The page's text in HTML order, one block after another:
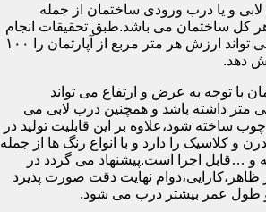
و یا درب ورودی ساختمان از جمله
کل ساختمان می باشد.طبق تحقیقات انجام
شده،درب لابی لوکس می تواند ارزش هر متر مربع از آپارتمان را ۱۰۰
با توجه به عرض و ارتفاع می تواند
بین ۵ تا ۷ سانتی متر داشته باشد و همچنین درب لابی می
ساخته شود،علاوه بر این قابلیت تولید در
و کلاسیک را دارد و با انواع رنگ ها از جمله
و …قابل اجرا است.پیشنهاد می گردد در
ظاهر،کارایی،دوام نهایت دقت صورت پذیرد
و طول عمر بیشتر درب می شود.